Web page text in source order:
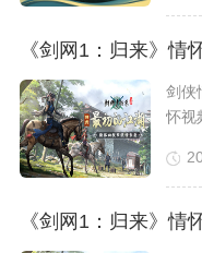
《剑网1：归来》情
剑侠
怀视
《剑网1：归来》情